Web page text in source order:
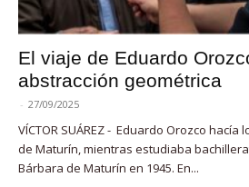
El viaje de Eduardo
abstracción geométrica
- 27/09/2025
VÍCTOR SUÁREZ - Eduardo Orozco hacía
de Maturín, mientras estudiaba
Bárbara de Maturín en 1945. En...